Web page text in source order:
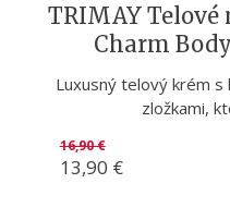
TRIMAY
Charm
Luxusný telový krém s
zložkami,
16,90€
13,90 €